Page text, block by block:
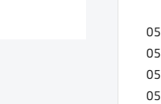
z
5